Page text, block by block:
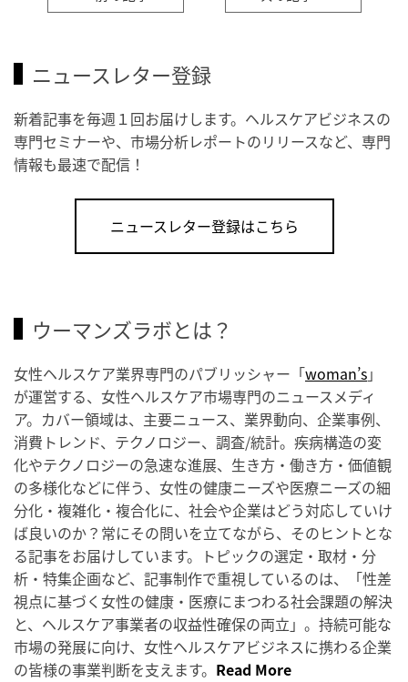
ニュースレター登録
新着記事を毎週１回お届けします。ヘルスケアビジネスの
専門セミナーや、市場分析レポートのリリースなど、専門
情報も最速で配信！
ニュースレター登録はこちら
ウーマンズラボとは？
女性ヘルスケア業界専門のパブリッシャー「woman’s」
が運営する、女性ヘルスケア市場専門のニュースメディ
ア。カバー領域は、主要ニュース、業界動向、企業事例、
消費トレンド、テクノロジー、調査/統計。疾病構造の変
化やテクノロジーの急速な進展、生き方・働き方・価値観
の多様化などに伴う、女性の健康ニーズや医療ニーズの細
分化・複雑化・複合化に、社会や企業はどう対応していけ
ば良いのか？常にその問いを立てながら、そのヒントとな
る記事をお届けしています。トピックの選定・取材・分
析・特集企画など、記事制作で重視しているのは、「性差
視点に基づく女性の健康・医療にまつわる社会課題の解決
と、ヘルスケア事業者の収益性確保の両立」。持続可能な
市場の発展に向け、女性ヘルスケアビジネスに携わる企業
の皆様の事業判断を支えます。 Read More